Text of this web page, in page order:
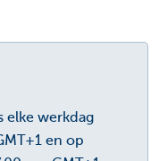
elke werkdag
en op